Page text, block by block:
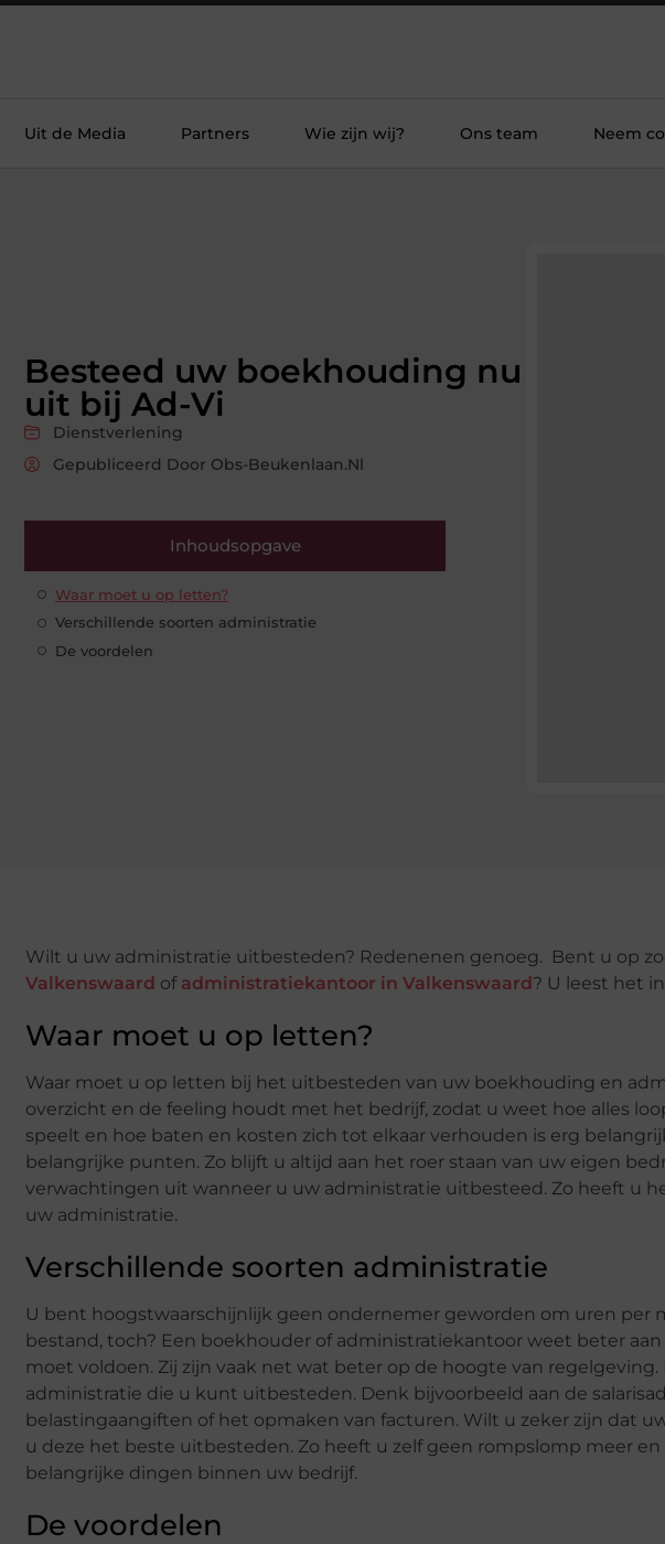
Uit de Media Partners Wie zijn wij? Ons team Neem
Besteed uw boekhouding nu
uit bij Ad-Vi
Dienstverlening
Gepubliceerd Door Obs-Beukenlaan.nl
Inhoudsopgave
Waar moet u op letten?
Verschillende soorten administratie
De voordelen
Wilt u uw administratie uitbesteden? Redenenen genoeg. Bent u op
Valkenswaard of administratiekantoor in Valkenswaard? U leest het
Waar moet u op letten?
Waar moet u op letten bij het uitbesteden van uw boekhouding en
overzicht en de feeling houdt met het bedrijf, zodat u weet hoe alles
speelt en hoe baten en kosten zich tot elkaar verhouden is erg
belangrijke punten. Zo blijft u altijd aan het roer staan van uw eigen
verwachtingen uit wanneer u uw administratie uitbesteed. Zo heeft u
uw administratie.
Verschillende soorten administratie
U bent hoogstwaarschijnlijk geen ondernemer geworden om uren per
bestand, toch? Een boekhouder of administratiekantoor weet beter
moet voldoen. Zij zijn vaak net wat beter op de hoogte van regelgeving.
administratie die u kunt uitbesteden. Denk bijvoorbeeld aan de
belastingaangiften of het opmaken van facturen. Wilt u zeker zijn dat
u deze het beste uitbesteden. Zo heeft u zelf geen rompslomp meer
belangrijke dingen binnen uw bedrijf.
De voordelen